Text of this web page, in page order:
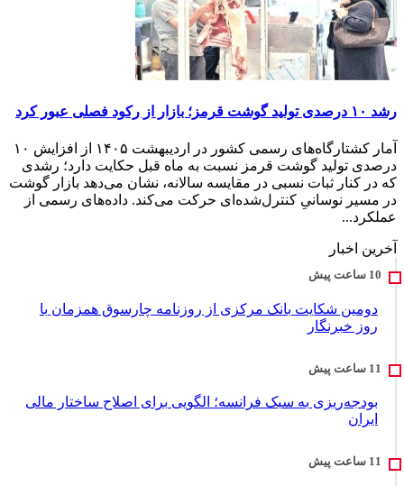
رشد ۱۰ درصدی تولید گوشت قرمز؛ بازار از رکود فصلی عبور کرد
آمار کشتارگاه‌های رسمی کشور در اردیبهشت ۱۴۰۵ از افزایش ۱۰
درصدی تولید گوشت قرمز نسبت به ماه قبل حکایت دارد؛ رشدی
که در کنار ثبات نسبی در مقایسه سالانه، نشان می‌دهد بازار گوشت
در مسیر نوسانیِ کنترل‌شده‌ای حرکت می‌کند. داده‌های رسمی از
عملکرد...
آخرین اخبار
دومین شکایت بانک مرکزی از روزنامه چارسوق همزمان با
روز خبرنگار
بودجه‌ریزی به سبک فرانسه؛ الگویی برای اصلاح ساختار مالی
ایران